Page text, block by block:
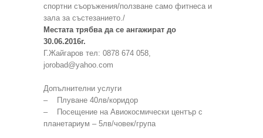
спортни съоръжения/ползване само фитнеса и
зала за състезанието./
Местата трябва да се ангажират до
30.06.2016г.
Г.Жайгаров тел: 0878 674 058,
jorobad@yahoo.com
Допълнителни услуги
– Плуване 40лв/коридор
– Посещение на Авиокосмически център с
планетариум – 5лв/човек/група